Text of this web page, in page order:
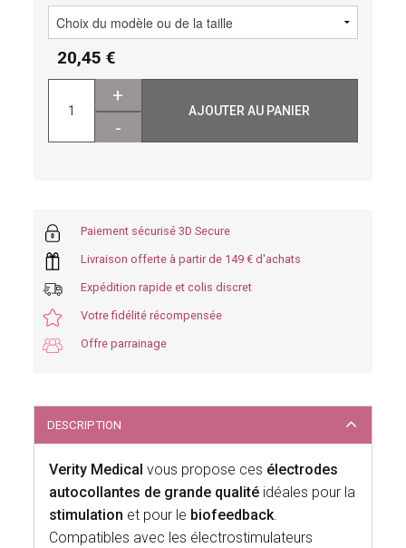
20,45
+
-
AJOUTER AU PANIER
Paiement sécurisé 3D Secure
Livraison offerte à partir de 149 € d'achats
Expédition rapide et colis discret
Votre fidélité récompensée
Offre parrainage
DESCRIPTION
Verity Medicalvous propose ces électrodes
autocollantes de grande qualité idéales pour la
stimulation et pour le biofeedback.
Compatibles avec les électrostimulateurs